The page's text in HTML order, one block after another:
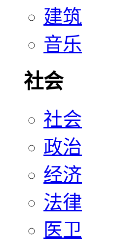
建筑
音乐
社会
社会
政治
经济
法律
医卫